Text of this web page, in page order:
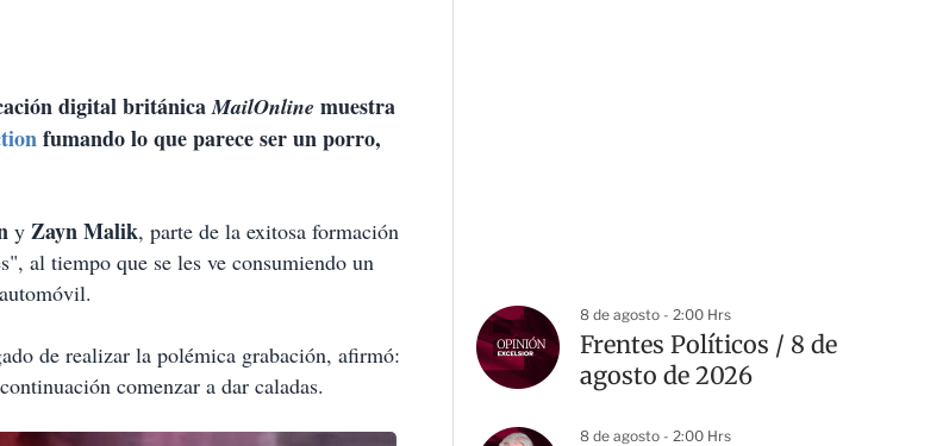
digital británicaMailOnline muestra
fumando lo que parece ser un porro,
y Zayn Malik, parte de la exitosa formación
al tiempo que se les ve consumiendo un
de realizar la polémica grabación, afirmó:
comenzar a dar caladas.
8 de agosto - 2:00 Hrs
Frentes Políticos / 8 de
agosto de 2026
8 de agosto - 2:00 Hrs